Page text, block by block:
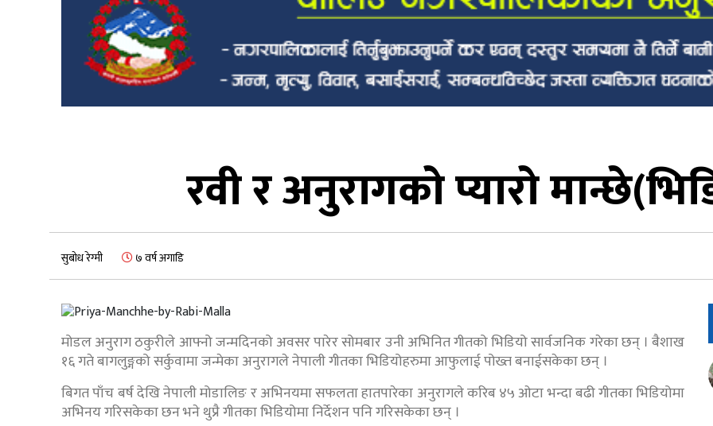
रवी र अनुरागको प्यारो
सुबोध रेग्मी ७ वर्ष अगाडि
मोडल अनुराग ठकुरीले आफ्नो जन्मदिनको अवसर पारेर सोमबार उनी अभिनित गीतको भिडियो सार्वजनिक गरेका छन् । बैशाख
१६ गते बागलुङ्गको सर्कुवामा जन्मेका अनुरागले नेपाली गीतका भिडियोहरुमा आफुलाई पोख्त बनाईसकेका छन् ।
बिगत पाँच बर्ष देखि नेपाली मोडालिङ र अभिनयमा सफलता हातपारेका अनुरागले करिब ४५ ओटा भन्दा बढी गीतका भिडियोमा
अभिनय गरिसकेका छन भने थुप्रै गीतका भिडियोमा निर्देशन पनि गरिसकेका छन् ।